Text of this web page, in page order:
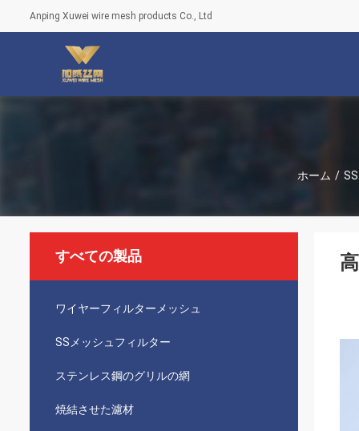
Anping Xuwei wire mesh products Co., Ltd
ホーム /
すべての製品
ワイヤーフィルターメッシュ
SSメッシュフィルター
ステンレス鋼のグリルの網
焼結させた濾材